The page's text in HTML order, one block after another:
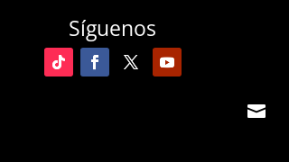
Síguenos
